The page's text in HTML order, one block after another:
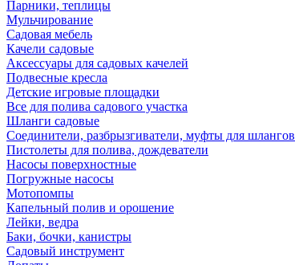
Парники, теплицы
Мульчирование
Садовая мебель
Качели садовые
Аксессуары для садовых качелей
Подвесные кресла
Детские игровые площадки
Все для полива садового участка
Шланги садовые
Соединители, разбрызгиватели, муфты для шлангов
Пистолеты для полива, дождеватели
Насосы поверхностные
Погружные насосы
Мотопомпы
Капельный полив и орошение
Лейки, ведра
Баки, бочки, канистры
Садовый инструмент